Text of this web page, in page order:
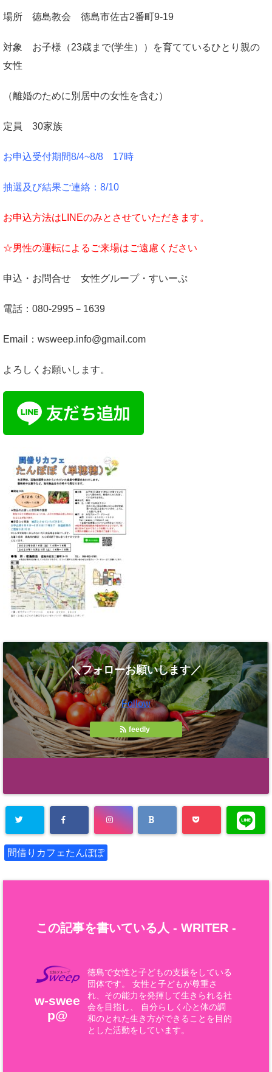
場所 徳島教会 徳島市佐古2番町9-19
対象 お子様（23歳まで(学生））を育てているひとり親の
女性
（離婚のために別居中の女性を含む）
定員 30家族
お申込受付期間8/4~8/8 17時
抽選及び結果ご連絡：8/10
お申込方法はLINEのみとさせていただきます。
☆男性の運転によるご来場はご遠慮ください
申込・お問合せ 女性グループ・すいーぷ
電話：080-2995－1639
Email：wsweep.info@gmail.com
よろしくお願いします。
＼フォローお願いします／
Follow
feedly
間借りカフェたんぽぽ
この記事を書いている人 - WRITER -
w-swee
p@
徳島で女性と子どもの支援をしている
団体です。 女性と子どもが尊重さ
れ、その能力を発揮して生きられる社
会を目指し、 自分らしく心と体の調
和のとれた生き方ができることを目的
とした活動をしています。